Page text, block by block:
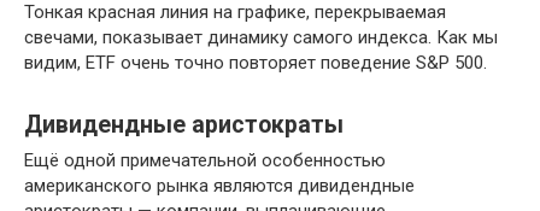
Тонкая красная линия на графике, перекрываемая
свечами, показывает динамику самого индекса. Как мы
видим, ETF очень точно повторяет поведение S&P 500.
Дивидендные аристократы
Ещё одной примечательной особенностью
американского рынка являются дивидендные